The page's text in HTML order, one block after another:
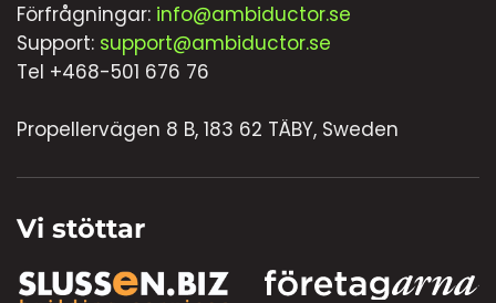
Förfrågningar: info@ambiductor.se
Support: support@ambiductor.se
Tel +468-501 676 76
Propellervägen 8 B, 183 62 TÄBY, Sweden
Vi stöttar